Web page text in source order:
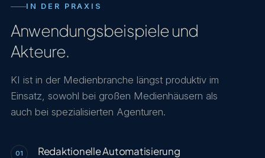
Redaktionen ausmacht.
IN DER PRAXIS
Anwendungsbeispiele und
Akteure.
KI ist in der Medienbranche längst produktiv im
Einsatz, sowohl bei großen Medienhäusern als
auch bei spezialisierten Agenturen.
01 Redaktionelle Automatisierung